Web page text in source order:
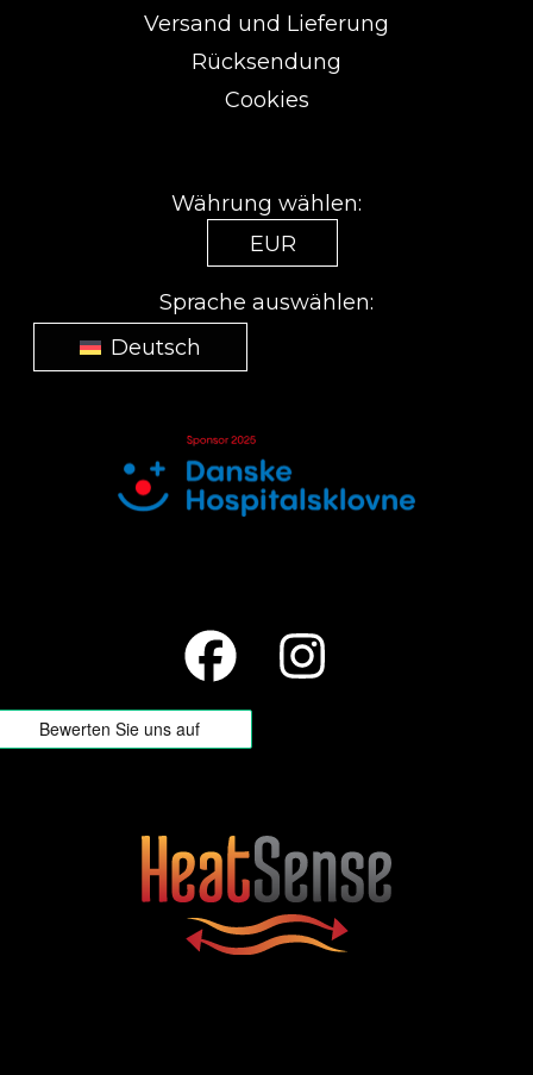
Versand und Lieferung
Rücksendung
Cookies
Währung wählen:
EUR
Sprache auswählen:
Deutsch